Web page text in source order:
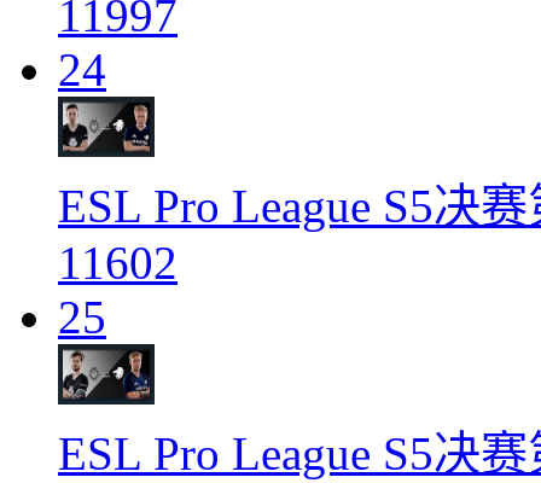
11997
24
ESL Pro League S5决
11602
25
ESL Pro League S5决